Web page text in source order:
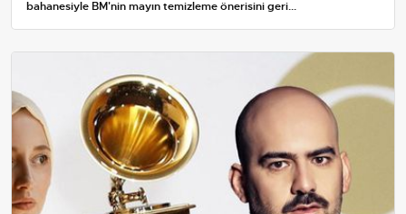
bahanesiyle BM'nin mayın temizleme önerisini geri...